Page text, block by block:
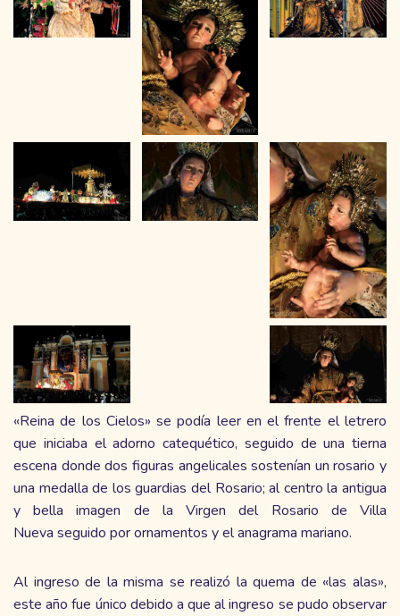
«Reina de los Cielos» se podía leer en el frente el letrero
que iniciaba el adorno catequético, seguido de una tierna
escena donde dos figuras angelicales sostenían un rosario y
una medalla de los guardias del Rosario; al centro la antigua
y bella imagen de la Virgen del Rosario de Villa
Nueva seguido por ornamentos y el anagrama mariano.
Al ingreso de la misma se realizó la quema de «las alas»,
este año fue único debido a que al ingreso se pudo observar